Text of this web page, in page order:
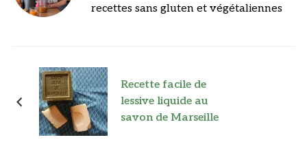
recettes sans gluten et végétaliennes
Recette facile de
lessive liquide au
savon de Marseille